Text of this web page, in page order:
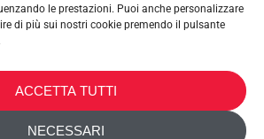
le prestazioni. Puoi anche personalizzare
di più sui nostri cookie premendo il pulsante
ACCETTA TUTTI
NECESSARI
SA © 2023 Powered by Ticyweb